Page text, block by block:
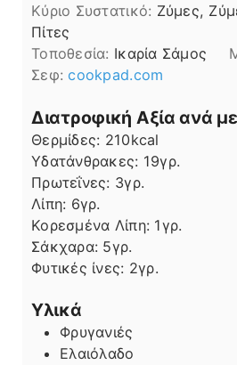
Kύριο Συστατικό: Ζύμες,
Πίτες
Τοποθεσία: Ικαρία Σάμος
Σεφ:cookpad.com
Διατροφική Αξία ανά
Θερμίδες: 210kcal
Υδατάνθρακες: 19γρ.
Πρωτεΐνες: 3γρ.
Λίπη
Λίπη: 6γρ.
Κορεσμένα Λίπη: 1γρ.
Σάκχαρα: 5γρ.
Φυτικές ίνες: 2γρ.
Υλικά
Φρυγανιές
Ελαιόλαδο